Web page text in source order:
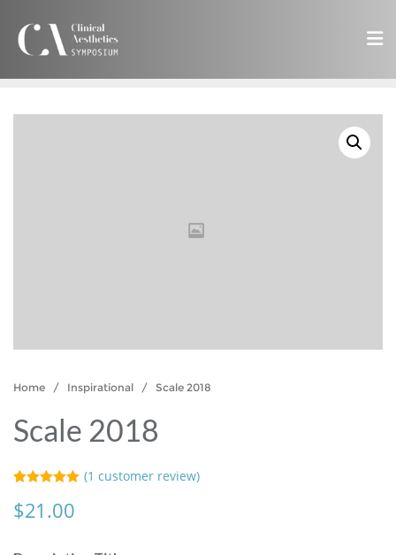
Home / Inspirational / Scale 2018
Scale 2018
out of 5
based on
(1 customer review)
$21.00